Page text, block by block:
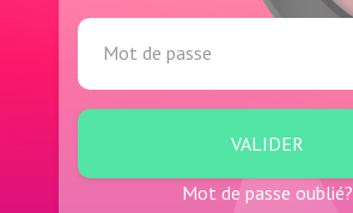
Mot de passe
Mot de passe oublié?